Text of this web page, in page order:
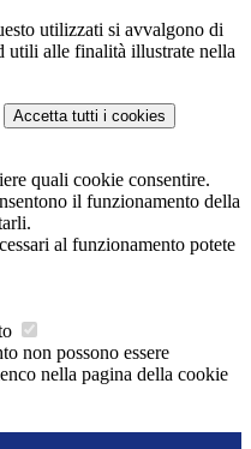
utilizzati si avvalgono di
utili alle finalità illustrate nella
Accetta tutti i cookies
quali cookie consentire.
il funzionamento della
al funzionamento potete
non possono essere
nella pagina della cookie